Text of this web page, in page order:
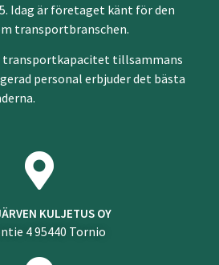
Idag är företaget känt för den
transportbranschen.
transportkapacitet tillsammans
personal erbjuder det bästa
KULJETUS OY
4 95440 Tornio